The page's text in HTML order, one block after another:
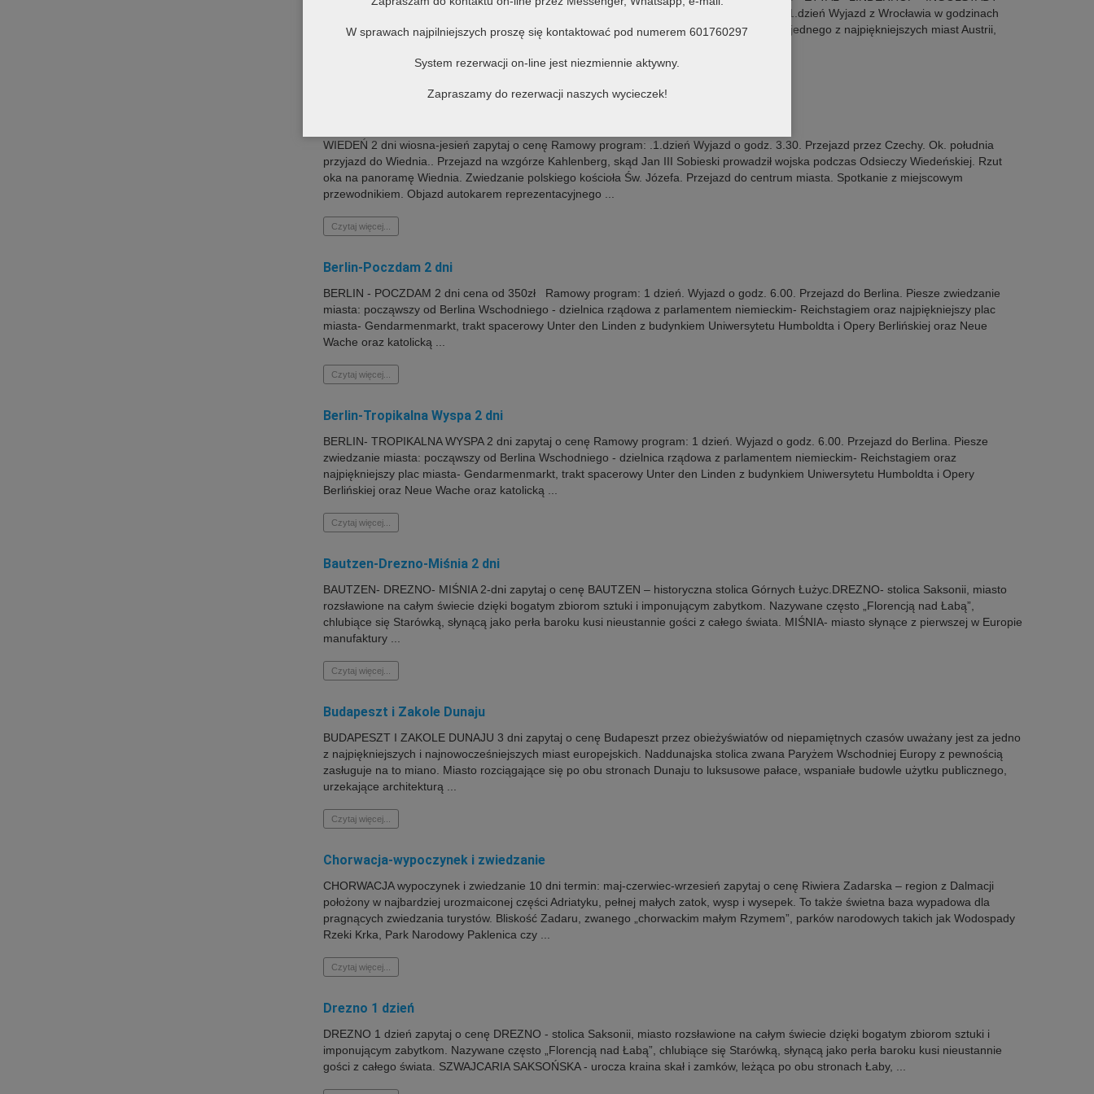
MONACHIUM - NORYMBERGA cena od 1100zł termin: wiosna - jesień Ramowy program: 1.dzień Wyjazd z Wrocławia w godzinach
nocnych. Przejazd przez Czechy do Austrii. W godzinach rannych przyjazd do Salzburga – jednego z najpiękniejszych miast Austrii,
WIEDEŃ 2 dni wiosna-jesień zapytaj o cenę Ramowy program: .1.dzień Wyjazd o godz. 3.30. Przejazd przez Czechy. Ok. południa
przyjazd do Wiednia.. Przejazd na wzgórze Kahlenberg, skąd Jan III Sobieski prowadził wojska podczas Odsieczy Wiedeńskiej. Rzut
oka na panoramę Wiednia. Zwiedzanie polskiego kościoła Św. Józefa. Przejazd do centrum miasta. Spotkanie z miejscowym
przewodnikiem. Objazd autokarem reprezentacyjnego ...
Czytaj więcej...
Berlin-Poczdam 2 dni
BERLIN - POCZDAM 2 dni cena od 350zł Ramowy program: 1 dzień. Wyjazd o godz. 6.00. Przejazd do Berlina. Piesze zwiedzanie
miasta: począwszy od Berlina Wschodniego - dzielnica rządowa z parlamentem niemieckim- Reichstagiem oraz najpiękniejszy plac
miasta- Gendarmenmarkt, trakt spacerowy Unter den Linden z budynkiem Uniwersytetu Humboldta i Opery Berlińskiej oraz Neue
Wache oraz katolicką ...
Czytaj więcej...
Berlin-Tropikalna Wyspa 2 dni
BERLIN- TROPIKALNA WYSPA 2 dni zapytaj o cenę Ramowy program: 1 dzień. Wyjazd o godz. 6.00. Przejazd do Berlina. Piesze
zwiedzanie miasta: począwszy od Berlina Wschodniego - dzielnica rządowa z parlamentem niemieckim- Reichstagiem oraz
najpiękniejszy plac miasta- Gendarmenmarkt, trakt spacerowy Unter den Linden z budynkiem Uniwersytetu Humboldta i Opery
Berlińskiej oraz Neue Wache oraz katolicką ...
Czytaj więcej...
Bautzen-Drezno-Miśnia 2 dni
BAUTZEN- DREZNO- MIŚNIA 2-dni zapytaj o cenę BAUTZEN – historyczna stolica Górnych Łużyc.DREZNO- stolica Saksonii, miasto
rozsławione na całym świecie dzięki bogatym zbiorom sztuki i imponującym zabytkom. Nazywane często „Florencją nad Łabą”,
chlubiące się Starówką, słynącą jako perła baroku kusi nieustannie gości z całego świata. MIŚNIA- miasto słynące z pierwszej w Europie
manufaktury ...
Czytaj więcej...
Budapeszt i Zakole Dunaju
BUDAPESZT I ZAKOLE DUNAJU 3 dni zapytaj o cenę Budapeszt przez obieżyświatów od niepamiętnych czasów uważany jest za jedno
z najpiękniejszych i najnowocześniejszych miast europejskich. Naddunajska stolica zwana Paryżem Wschodniej Europy z pewnością
zasługuje na to miano. Miasto rozciągające się po obu stronach Dunaju to luksusowe pałace, wspaniałe budowle użytku publicznego,
urzekające architekturą ...
Czytaj więcej...
Chorwacja-wypoczynek i zwiedzanie
CHORWACJA wypoczynek i zwiedzanie 10 dni termin: maj-czerwiec-wrzesień zapytaj o cenę Riwiera Zadarska – region z Dalmacji
położony w najbardziej urozmaiconej części Adriatyku, pełnej małych zatok, wysp i wysepek. To także świetna baza wypadowa dla
pragnących zwiedzania turystów. Bliskość Zadaru, zwanego „chorwackim małym Rzymem”, parków narodowych takich jak Wodospady
Rzeki Krka, Park Narodowy Paklenica czy ...
Czytaj więcej...
Drezno 1 dzień
DREZNO 1 dzień zapytaj o cenę DREZNO - stolica Saksonii, miasto rozsławione na całym świecie dzięki bogatym zbiorom sztuki i
imponującym zabytkom. Nazywane często „Florencją nad Łabą”, chlubiące się Starówką, słynącą jako perła baroku kusi nieustannie
gości z całego świata. SZWAJCARIA SAKSOŃSKA - urocza kraina skał i zamków, leżąca po obu stronach Łaby, ...
W sprawach najpilniejszych proszę się kontaktować pod numerem 601760297
System rezerwacji on-line jest niezmiennie aktywny.
Zapraszamy do rezerwacji naszych wycieczek!